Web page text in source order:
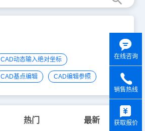
CAD动态输入绝对坐标
CAD基点编辑 CAD编辑参照
热门 最新
在线咨询
销售热线
获取报价